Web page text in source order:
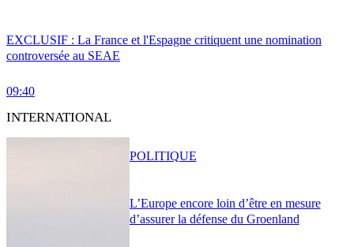
EXCLUSIF : La France et l'Espagne critiquent une nomination
controversée au SEAE
09:40
INTERNATIONAL
L’Europe encore loin d’être en mesure
d’assurer la défense du Groenland
POLITIQUE